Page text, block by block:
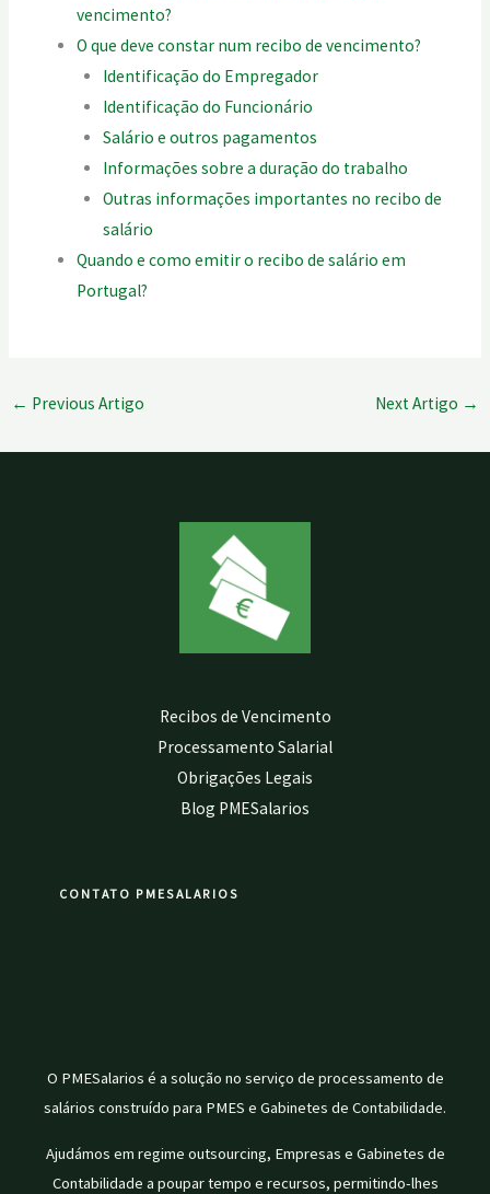
vencimento?
O que deve constar num recibo de vencimento?
Identificação do Empregador
Identificação do Funcionário
Salário e outros pagamentos
Informações sobre a duração do trabalho
Outras informações importantes no recibo de
salário
Quando e como emitir o recibo de salário em
Portugal?
← Previous Artigo Next Artigo →
Recibos de Vencimento
Processamento Salarial
Obrigações Legais
Blog PMESalarios
CONTATO PMESALARIOS
O PMESalarios é a solução no serviço de processamento de
salários construído para PMES e Gabinetes de Contabilidade.
Ajudámos em regime outsourcing, Empresas e Gabinetes de
Contabilidade a poupar tempo e recursos, permitindo-lhes